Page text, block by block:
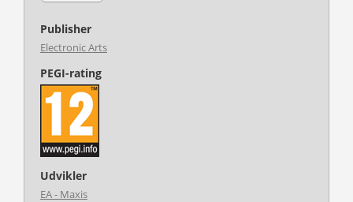
Publisher
Electronic Arts
PEGI-rating
Udvikler
EA - Maxis